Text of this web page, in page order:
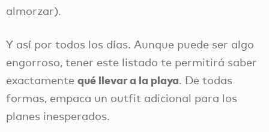
almorzar).
Y así por todos los días. Aunque puede ser algo
engorroso, tener este listado te permitirá saber
exactamente qué llevar a la playa. De todas
formas, empaca un outfit adicional para los
planes inesperados.